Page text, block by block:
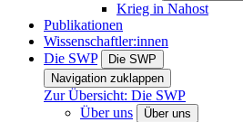
Krieg in Nahost
Publikationen
Wissenschaftler:innen
Die SWP
Die SWP
Navigation zuklappen
Zur Übersicht: Die SWP
Über uns
Über uns